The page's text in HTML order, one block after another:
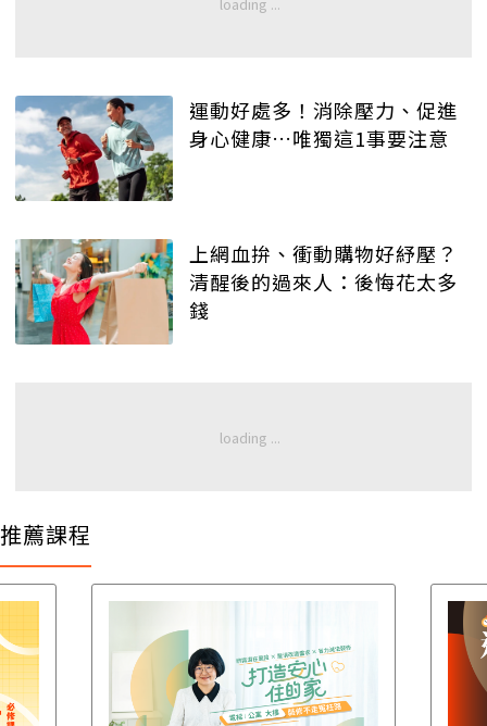
運動好處多！消除壓力、促進
身心健康…唯獨這1事要注意
上網血拚、衝動購物好紓壓？
清醒後的過來人：後悔花太多
錢
推薦課程